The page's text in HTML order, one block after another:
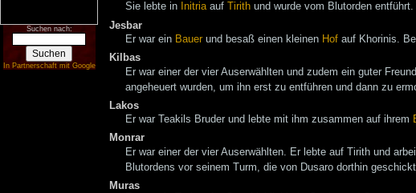
Suchen nach:
In Partnerschaft mit Google
Sie lebte in
Initriaauf Tirith und wurde vom Blutorden
Jesbar
Er war ein Bauer und besaß einen kleinen Hof auf Khorinis.
Kilbas
Er war einer der vier Auserwählten und zudem ein guter
angeheuert wurden, um ihn erst zu entführen und dann zu
Lakos
Er war Teakils Bruder und lebte mit ihm zusammen auf ihrem
Monrar
Er war einer der vier Auserwählten. Er lebte auf Tirith und
Blutordens vor seinem Turm, die von Dusaro dorthin
Muras